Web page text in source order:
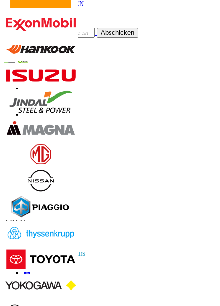
HERUNTERLADEN
Newsletter abonnieren
Abschicken
Online-Vertrauen
Kontaktieren Sie uns
US+1 833 909 2966 ( Gebührenfrei )
UK+44 808 502 0280 (Gebührenfrei )
APAC
sales@fortunebusinessinsights.com
Vernetzen Sie sich mit uns